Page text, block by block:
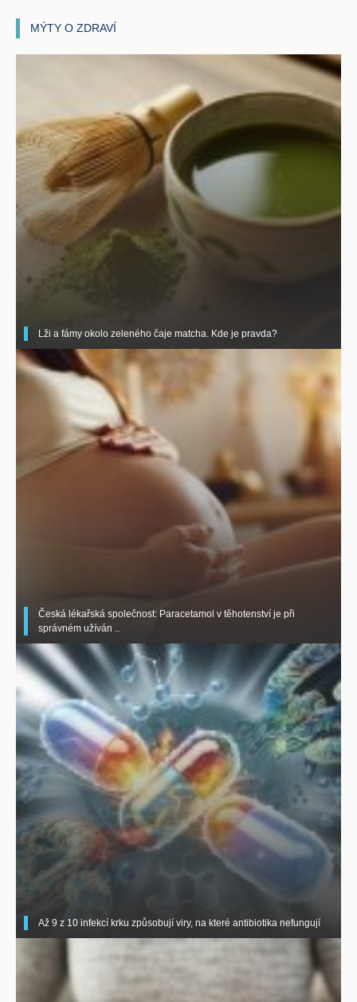
MÝTY O ZDRAVÍ
Lži a fámy okolo zeleného čaje matcha. Kde je pravda?
Česká lékařská společnost: Paracetamol v těhotenství je při
správném užíván ..
Až 9 z 10 infekcí krku způsobují viry, na které antibiotika nefungují